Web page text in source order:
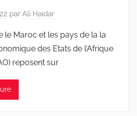
par Ali Haidar
le Maroc et les pays de la la
des Etats de l’Afrique
reposent sur